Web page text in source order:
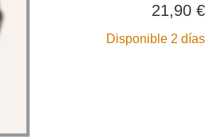
21,90 €
Disponible 2 días